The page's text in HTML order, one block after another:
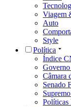
Viagem
Auto
Style
Política
Índice
Câmara
Senado
Políticas